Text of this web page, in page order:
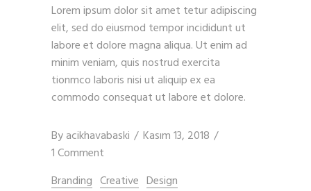
Lorem ipsum dolor sit amet tetur adipiscing
elit, sed do eiusmod tempor incididunt ut
labore et dolore magna aliqua. Ut enim ad
minim veniam, quis nostrud exercita
tionmco laboris nisi ut aliquip ex ea
commodo consequat ut labore et dolore.
Byacikhavabaski
Kasım 13, 2018
1 Comment
Branding Creative Design